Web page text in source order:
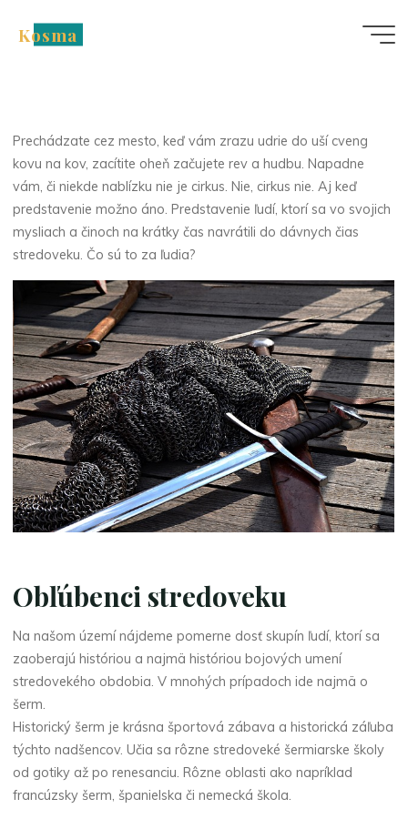
Kosma
Prechádzate cez mesto, keď vám zrazu udrie do uší cveng
kovu na kov, zacítite oheň začujete rev a hudbu. Napadne
vám, či niekde nablízku nie je cirkus. Nie, cirkus nie. Aj keď
predstavenie možno áno. Predstavenie ľudí, ktorí sa vo svojich
mysliach a činoch na krátky čas navrátili do dávnych čias
stredoveku. Čo sú to za ľudia?
Obľúbenci stredoveku
Na našom území nájdeme pomerne dosť skupín ľudí, ktorí sa
zaoberajú históriou a najmä históriou bojových umení
stredovekého obdobia. V mnohých prípadoch ide najmä o
šerm.
Historický šerm je krásna športová zábava a historická záľuba
týchto nadšencov. Učia sa rôzne stredoveké šermiarske školy
od gotiky až po renesanciu. Rôzne oblasti ako napríklad
francúzsky šerm, španielska či nemecká škola.